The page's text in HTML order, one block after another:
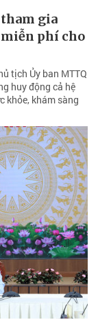
gia
phí cho
tịch Ủy ban MTTQ
huy động cả hệ
khỏe, khám sàng